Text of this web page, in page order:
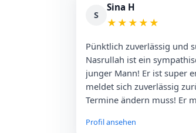
S
Sina H
★ ★ ★ ★ ★
Pünktlich zuverlässig und
Nasrullah ist ein
junger Mann! Er ist super
meldet sich zuverlässig
Termine ändern muss! Er
👍🏼
Profil ansehen